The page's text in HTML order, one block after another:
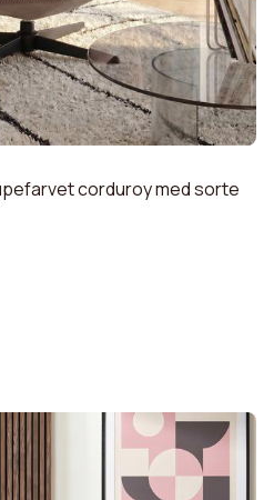
corduroy med sorte